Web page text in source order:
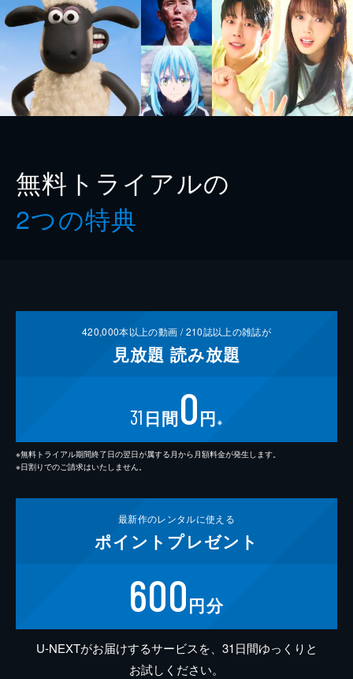
無料トライアルの
2つの特典
420,000本以上の動画 /210誌以上の雑誌が
見放題 読み放題
31 日間0円 ※
※無料トライアル期間終了日の翌日が属する月から月額料金が発生します。
※日割りでのご請求はいたしません。
最新作のレンタルに使える
ポイント プレゼント
600円分
U-NEXTがお届けするサービスを、31日間ゆっくりと
お試しください。